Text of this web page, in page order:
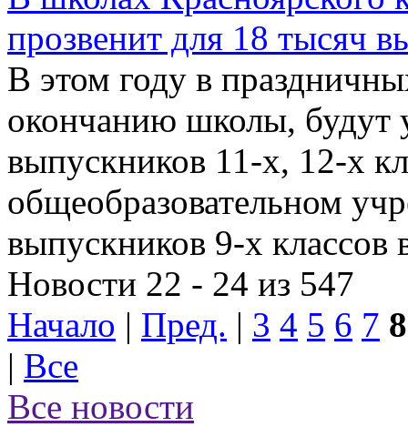
прозвенит для 18 тысяч
В этом году в
окончанию школы, будут
выпускников 11-х, 12-х
общеобразовательном
выпускников 9-х классов
Новости 22 - 24 из 547
Начало | Пред. | 3 4 5 6 7 8
| Все
Все новости